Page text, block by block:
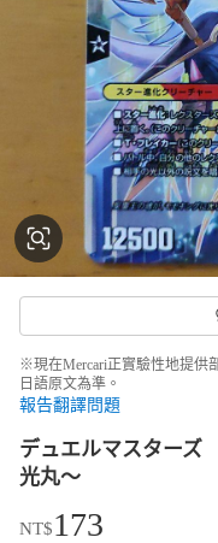
※現在Mercari正實驗性地提供
日語原文為準。
報告翻譯問題
デュエルマスターズ
光丸〜
NT$173